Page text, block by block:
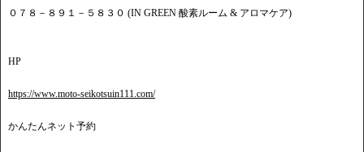
０７８－８９１－５８３０ (IN GREEN 酸素ルーム & アロマケア)
HP
https://www.moto-seikotsuin111.com/
かんたんネット予約